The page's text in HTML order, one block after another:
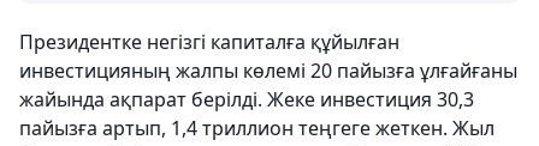
Президентке негізгі капиталға құйылған
инвестицияның жалпы көлемі 20 пайызға ұлғайғаны
жайында ақпарат берілді. Жеке инвестиция 30,3
пайызға артып, 1,4 триллион теңгеге жеткен. Жыл